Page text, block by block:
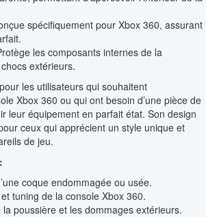
spécifiquement pour Xbox 360, assurant
les composants internes de la
extérieurs.
les utilisateurs qui souhaitent
Xbox 360 ou qui ont besoin d’une pièce de
leur équipement en parfait état. Son design
ceux qui apprécient un style unique et
de jeu.
coque endommagée ou usée.
tuning de la console Xbox 360.
poussière et les dommages extérieurs.